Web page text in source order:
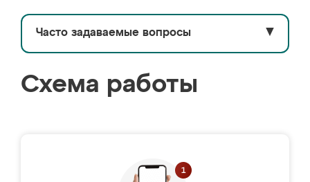
Часто задаваемые вопросы ▼
Схема работы